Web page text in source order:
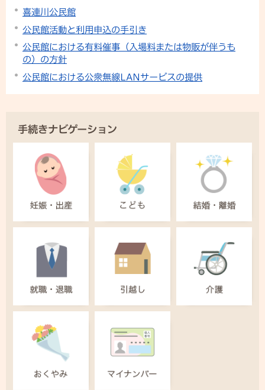
喜連川公民館
公民館活動と利用申込の手引き
公民館における有料催事（入場料または物販が伴うも
の）の方針
公民館における公衆無線LANサービスの提供
手続きナビゲーション